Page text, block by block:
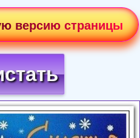
версию страницы